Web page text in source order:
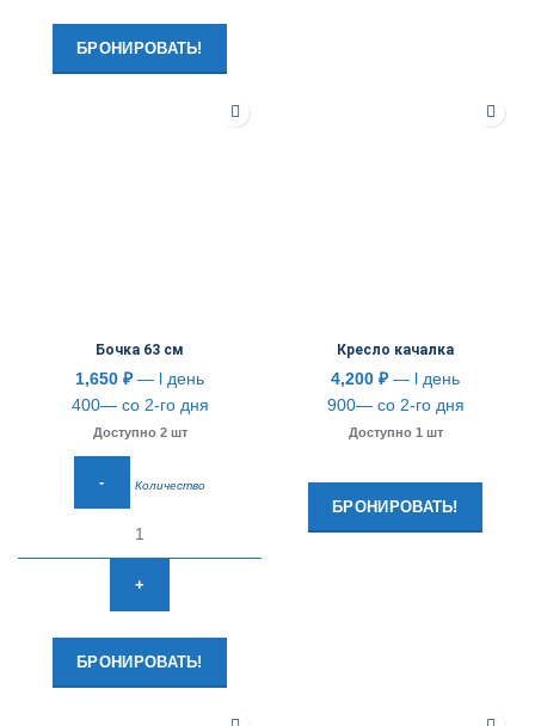
БРОНИРОВАТЬ!
Бочка 63 см
1,650 ₽— l день
400— со 2-го дня
Доступно 2 шт
Количество
БРОНИРОВАТЬ!
Кресло качалка
4,200 ₽— l день
900— со 2-го дня
Доступно 1 шт
БРОНИРОВАТЬ!